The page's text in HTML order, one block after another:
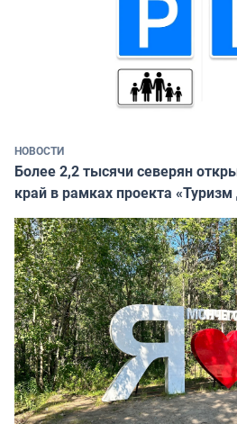
НОВОСТИ
Более 2,2 тысячи северян
край в рамках проекта «Туризм